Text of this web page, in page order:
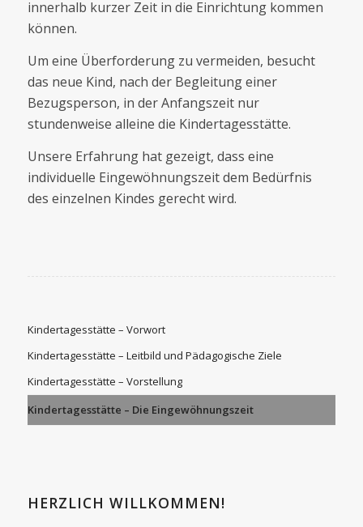
innerhalb kurzer Zeit in die Einrichtung kommen
können.
Um eine Überforderung zu vermeiden, besucht
das neue Kind, nach der Begleitung einer
Bezugsperson, in der Anfangszeit nur
stundenweise alleine die Kindertagesstätte.
Unsere Erfahrung hat gezeigt, dass eine
individuelle Eingewöhnungszeit dem Bedürfnis
des einzelnen Kindes gerecht wird.
Kindertagesstätte – Vorwort
Kindertagesstätte – Leitbild und Pädagogische Ziele
Kindertagesstätte – Vorstellung
Kindertagesstätte – Die Eingewöhnungszeit
HERZLICH WILLKOMMEN!